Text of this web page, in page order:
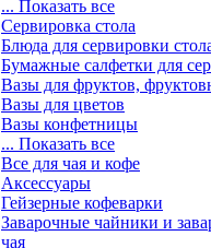
... Показать все
Сервировка стола
Блюда для сервировки
Бумажные салфетки для
Вазы для фруктов,
Вазы для цветов
Вазы конфетницы
... Показать все
Все для чая и кофе
Аксессуары
Гейзерные кофеварки
Заварочные чайники и
чая